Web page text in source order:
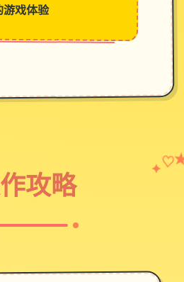
戏体验
攻略
✦♡